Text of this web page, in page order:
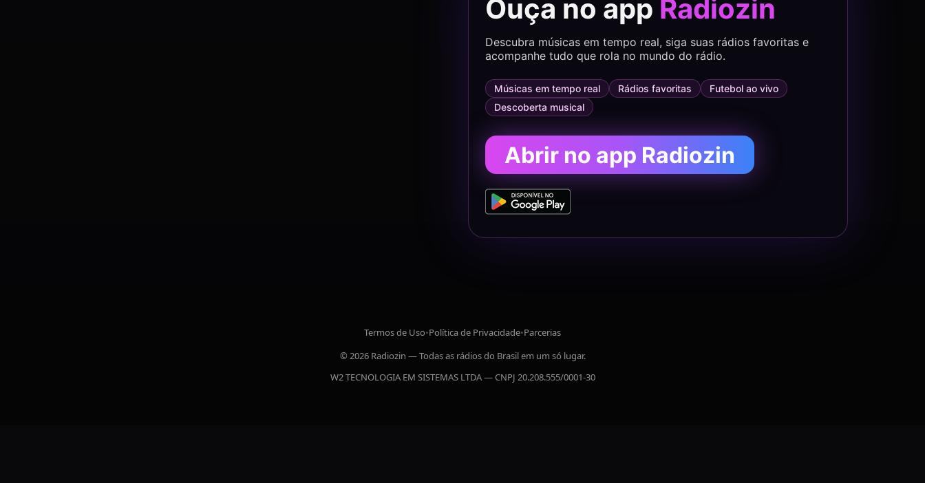
Ouça no app Radiozin
Descubra músicas em tempo real, siga suas rádios favoritas e
acompanhe tudo que rola no mundo do rádio.
Músicas em tempo real Rádios favoritas
Futebol ao vivo
Descoberta musical
Abrir no app Radiozin
Termos de Uso•Política de Privacidade•Parcerias
© 2026 Radiozin — Todas as rádios do Brasil em um só lugar.
W2 TECNOLOGIA EM SISTEMAS LTDA — CNPJ 20.208.555/0001-30